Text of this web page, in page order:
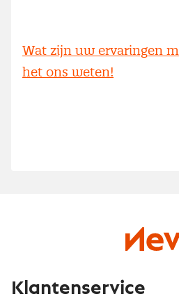
Wat zijn uw ervaringen
het ons weten!
Klantenservice